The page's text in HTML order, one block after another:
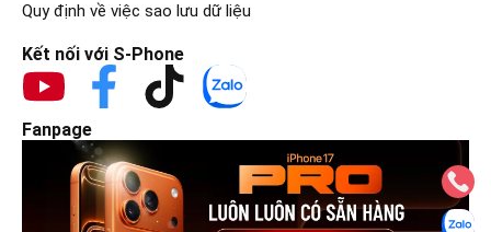
Quy định về việc sao lưu dữ liệu
Kết nối với S-Phone
Fanpage